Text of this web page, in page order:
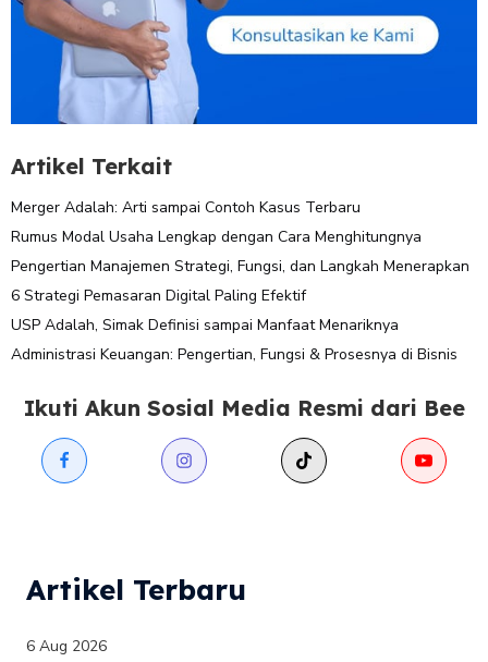
Artikel Terkait
Merger Adalah: Arti sampai Contoh Kasus Terbaru
Rumus Modal Usaha Lengkap dengan Cara Menghitungnya
Pengertian Manajemen Strategi, Fungsi, dan Langkah Menerapkan
6 Strategi Pemasaran Digital Paling Efektif
USP Adalah, Simak Definisi sampai Manfaat Menariknya
Administrasi Keuangan: Pengertian, Fungsi & Prosesnya di Bisnis
Ikuti Akun Sosial Media Resmi dari Bee
Artikel Terbaru
6 Aug 2026